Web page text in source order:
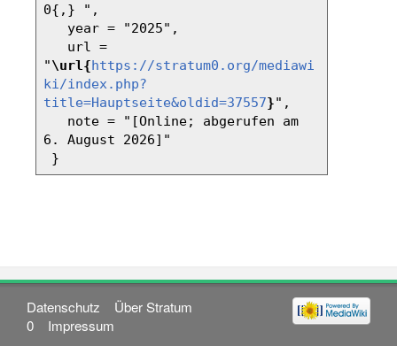
0{,} ",
"\url{https://stratum0.org/mediawi
ki/index.php?
title=Hauptseite&oldid=37557}",
6. August 2026]"
Datenschutz
Über Stratum
0
Impressum